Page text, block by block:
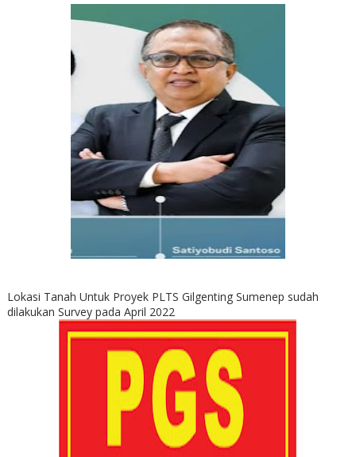
Lokasi Tanah Untuk Proyek PLTS Gilgenting Sumenep sudah
dilakukan Survey pada April 2022